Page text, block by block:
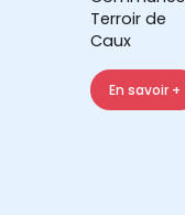
Terroir de
Caux
En savoir +